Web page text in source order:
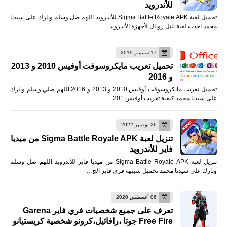
للأندرويد
تحميل لعبة Sigma Battle Royale APK للأندرويد اللهم صل وسلم وبارك على سيدنا
محمد احدث لعبة باتل رويال لأجهزة الأندرويد …
17 سبتمبر 2019
تحميل تعريب مايكروسوفت أوفيس 2010 و 2013
و 2016
تحميل تعريب مايكروسوفت أوفيس 2010 و 2013 و 2016 اللهم صلي وسلم وبارك
على سيدنا محمد كيفية تعريب أوفيس 201…
26 نوفمبر 2022
تنزيل لعبة Sigma Battle Royale APK من ميديا
فاير للأندرويد
تنزيل لعبة Sigma Battle Royale APK من ميديا فاير للأندرويد اللهم صل وسلم
وبارك على سيدنا محمد تحميل شبيهه فري فاير الج…
06 أغسطس 2020
تعرف على جميع شخصيات فري فاير Garena
Free Fire جوتا ،رافائيل،كرونو شخصية كريستيانو